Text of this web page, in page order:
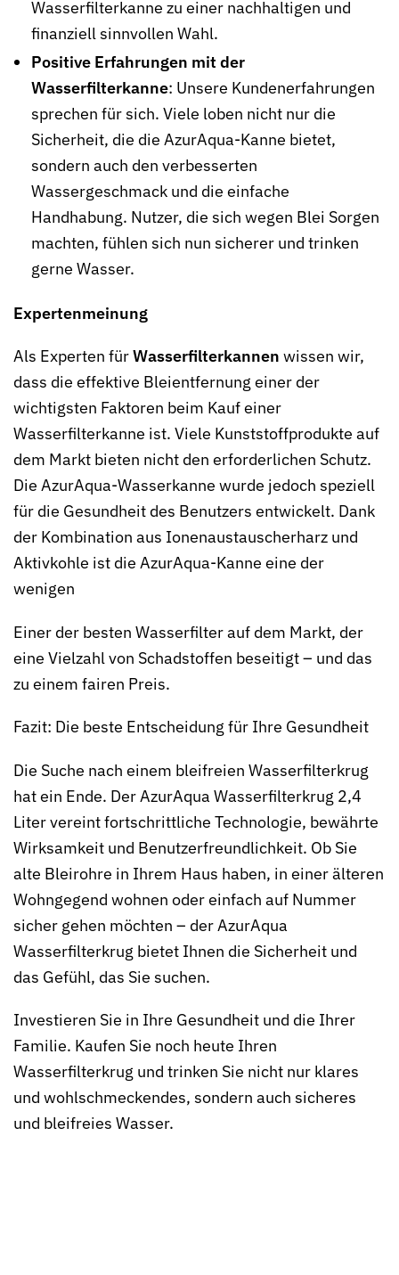
Wasserfilterkanne zu einer nachhaltigen und
finanziell sinnvollen Wahl.
Positive Erfahrungen mit der
Wasserfilterkanne: Unsere Kundenerfahrungen
sprechen für sich. Viele loben nicht nur die
Sicherheit, die die AzurAqua-Kanne bietet,
sondern auch den verbesserten
Wassergeschmack und die einfache
Handhabung. Nutzer, die sich wegen Blei Sorgen
machten, fühlen sich nun sicherer und trinken
gerne Wasser.
Expertenmeinung
Als Experten fürWasserfilterkannen wissen wir,
dass die effektive Bleientfernung einer der
wichtigsten Faktoren beim Kauf einer
Wasserfilterkanne ist. Viele Kunststoffprodukte auf
dem Markt bieten nicht den erforderlichen Schutz.
Die AzurAqua-Wasserkanne wurde jedoch speziell
für die Gesundheit des Benutzers entwickelt. Dank
der Kombination aus Ionenaustauscherharz und
Aktivkohle ist die AzurAqua-Kanne eine der
wenigen
Einer der besten Wasserfilter auf dem Markt, der
eine Vielzahl von Schadstoffen beseitigt – und das
zu einem fairen Preis.
Fazit: Die beste Entscheidung für Ihre Gesundheit
Die Suche nach einem bleifreien Wasserfilterkrug
hat ein Ende. Der AzurAqua Wasserfilterkrug 2,4
Liter vereint fortschrittliche Technologie, bewährte
Wirksamkeit und Benutzerfreundlichkeit. Ob Sie
alte Bleirohre in Ihrem Haus haben, in einer älteren
Wohngegend wohnen oder einfach auf Nummer
sicher gehen möchten – der AzurAqua
Wasserfilterkrug bietet Ihnen die Sicherheit und
das Gefühl, das Sie suchen.
Investieren Sie in Ihre Gesundheit und die Ihrer
Familie. Kaufen Sie noch heute Ihren
Wasserfilterkrug und trinken Sie nicht nur klares
und wohlschmeckendes, sondern auch sicheres
und bleifreies Wasser.